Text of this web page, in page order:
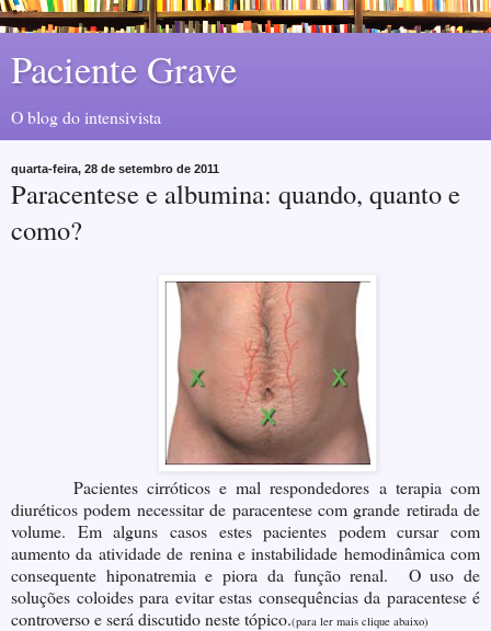
Paciente Grave
O blog do intensivista
quarta-feira, 28 de setembro de 2011
Paracentese e albumina: quando, quanto e
como?
Pacientes cirróticos e mal respondedores a terapia com
diuréticos podem necessitar de paracentese com grande retirada de
volume. Em alguns casos estes pacientes podem cursar com
aumento da atividade de renina e instabilidade hemodinâmica com
consequente hiponatremia e piora da função renal. O uso de
soluções coloides para evitar estas consequências da paracentese é
controverso e será discutido neste tópico.(para ler mais clique abaixo)